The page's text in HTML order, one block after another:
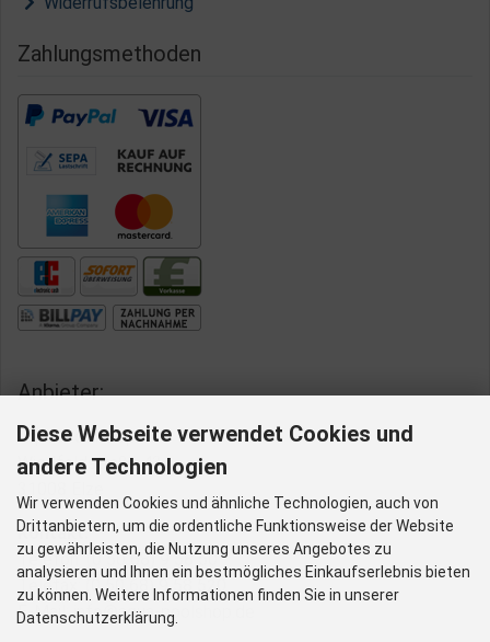
Zahlungsmethoden
Anbieter:
Aqua-Poolshop
Wiedfeldstraße 43
Kontakt:
Telefon: (0 50 68) 9 58 50
Telefax: (0 50 68) 9 58 520
E-Mail: info@aqua-poolshop.de
Diese Webseite verwendet Cookies und
andere Technologien
Wir verwenden Cookies und ähnliche Technologien, auch von
Drittanbietern, um die ordentliche Funktionsweise der Website
zu gewährleisten, die Nutzung unseres Angebotes zu
analysieren und Ihnen ein bestmögliches Einkaufserlebnis bieten
zu können. Weitere Informationen finden Sie in unserer
Datenschutzerklärung.